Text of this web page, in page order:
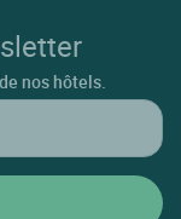
nos hôtels.